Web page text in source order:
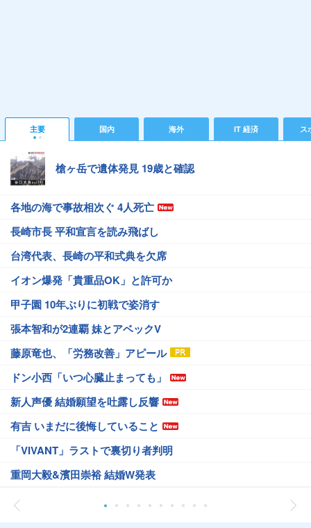
主要 国内 海外 IT 経済 ス
槍ヶ岳で遺体発見 19歳と確認
各地の海で事故相次ぐ 4人死亡
長崎市長 平和宣言を読み飛ばし
台湾代表、長崎の平和式典を欠席
イオン爆発「貴重品OK」と許可か
甲子園 10年ぶりに初戦で姿消す
張本智和が2連覇 妹とアベックV
藤原竜也、「労務改善」アピール
ドン小西「いつ心臓止まっても」
新人声優 結婚願望を吐露し反響
有吉 いまだに後悔していること
「VIVANT」ラストで裏切り者判明
重岡大毅&濱田崇裕 結婚W発表